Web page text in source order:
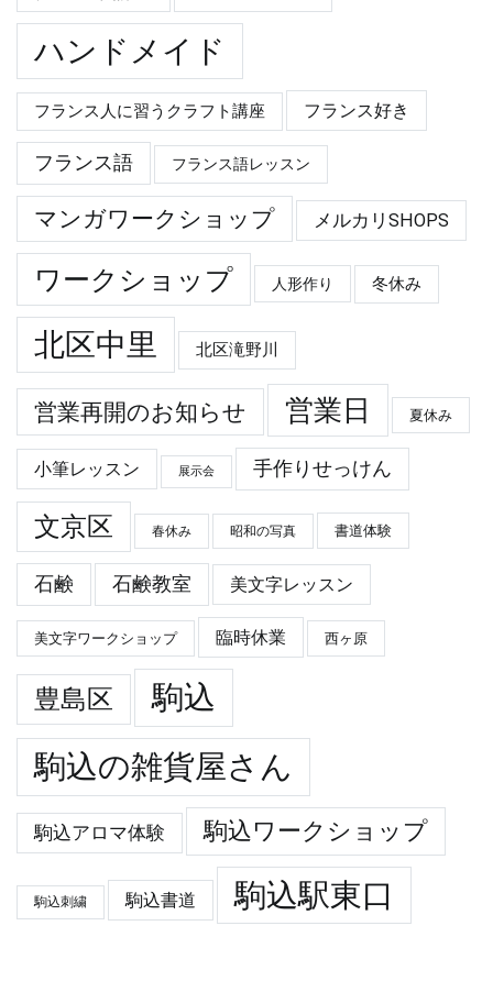
ハンドメイド
フランス人に習うクラフト講座 フランス好き
フランス語 フランス語レッスン
マンガワークショップ メルカリSHOPS
ワークショップ 人形作り 冬休み
北区中里 北区滝野川
営業再開のお知らせ 営業日 夏休み
小筆レッスン 展示会 手作りせっけん
文京区 春休み 昭和の写真 書道体験
石鹸 石鹸教室 美文字レッスン
美文字ワークショップ 臨時休業 西ヶ原
豊島区
駒込
駒込の雑貨屋さん
駒込アロマ体験 駒込ワークショップ
駒込刺繍 駒込書道 駒込駅東口